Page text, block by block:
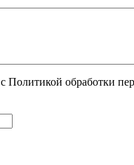
Политикой обработки